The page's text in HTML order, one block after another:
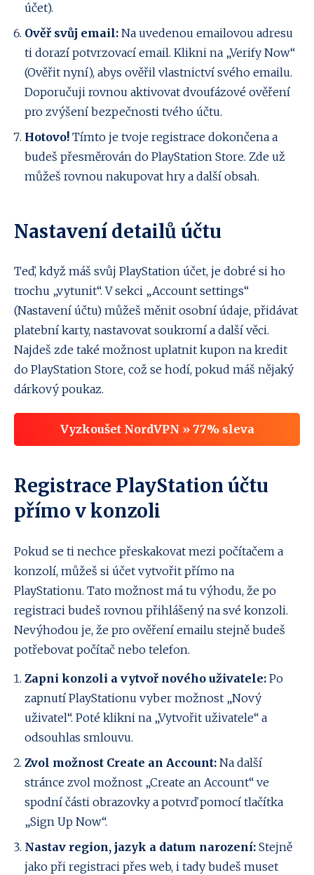
účet).
Ověř svůj email: Na uvedenou emailovou adresu
ti dorazí potvrzovací email. Klikni na „Verify Now“
(Ověřit nyní), abys ověřil vlastnictví svého emailu.
Doporučuji rovnou aktivovat dvoufázové ověření
pro zvýšení bezpečnosti tvého účtu.
Hotovo! Tímto je tvoje registrace dokončena a
budeš přesměrován do PlayStation Store. Zde už
můžeš rovnou nakupovat hry a další obsah.
Nastavení detailů účtu
Teď, když máš svůj PlayStation účet, je dobré si ho
trochu „vytunit“. V sekci „Account settings“
(Nastavení účtu) můžeš měnit osobní údaje, přidávat
platební karty, nastavovat soukromí a další věci.
Najdeš zde také možnost uplatnit kupon na kredit
do PlayStation Store, což se hodí, pokud máš nějaký
dárkový poukaz.
Vyzkoušet NordVPN » 77% sleva
Registrace PlayStation účtu
přímo v konzoli
Pokud se ti nechce přeskakovat mezi počítačem a
konzolí, můžeš si účet vytvořit přímo na
PlayStationu. Tato možnost má tu výhodu, že po
registraci budeš rovnou přihlášený na své konzoli.
Nevýhodou je, že pro ověření emailu stejně budeš
potřebovat počítač nebo telefon.
Zapni konzoli a vytvoř nového uživatele: Po
zapnutí PlayStationu vyber možnost „Nový
uživatel“. Poté klikni na „Vytvořit uživatele“ a
odsouhlas smlouvu.
Zvol možnost Create an Account: Na další
stránce zvol možnost „Create an Account“ ve
spodní části obrazovky a potvrď pomocí tlačítka
„Sign Up Now“.
Nastav region, jazyk a datum narození: Stejně
jako při registraci přes web, i tady budeš muset